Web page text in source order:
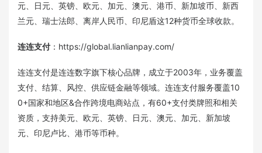
元、日元、英镑、欧元、加元、澳元、港币、新加坡币、新西
兰元、瑞士法郎、离岸人民币、印尼盾这12种货币全球收款。
连连支付 ：https://global.lianlianpay.com/
连连支付是连连数字旗下核心品牌，成立于2003年，业务覆盖
支付、结算、风控、供应链金融等领域。连连支付服务覆盖10
0+国家和地区&合作跨境电商站点，有60+支付类牌照和相关
资质，支持美元、欧元、英镑、日元、澳元、加元、新加坡
元、印尼卢比、港币等币种。